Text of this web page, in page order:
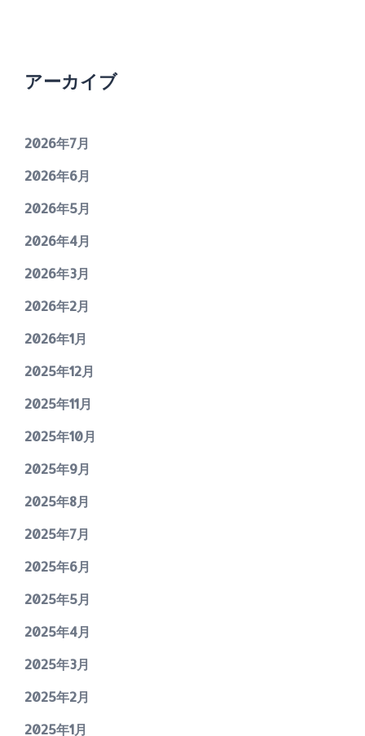
アーカイブ
2026年7月
2026年6月
2026年5月
2026年4月
2026年3月
2026年2月
2026年1月
2025年12月
2025年11月
2025年10月
2025年9月
2025年8月
2025年7月
2025年6月
2025年5月
2025年4月
2025年3月
2025年2月
2025年1月